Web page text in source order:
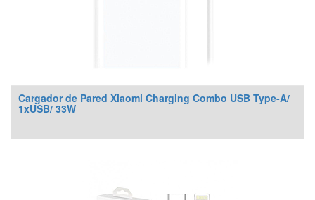
Cargador de Pared Xiaomi Charging Combo USB Type-A/
1xUSB/ 33W